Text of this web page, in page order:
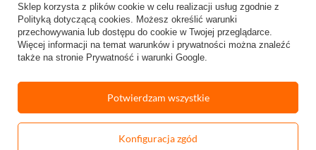
Dodaj do koszyka
Twoje imię
Twój email
Sklep korzysta z plików cookie w celu realizacji usług zgodnie z
Polityką dotyczącą cookies. Możesz określić warunki
przechowywania lub dostępu do cookie w Twojej przeglądarce.
Więcej informacji na temat warunków i prywatności można znaleźć
także na stronie Prywatność i warunki Google.
Konfiguracja zgód
Potwierdzam wszystkie